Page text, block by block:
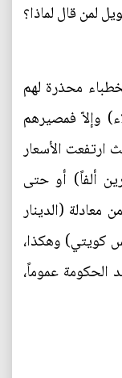
لمن قال لماذا؟
محذرة لهم
وإلاّ فمصيرهم
ارتفعت الأسعار
ألفاً) أو حتى
معادلة (الدينار
كويتي) وهكذا،
عموماً،